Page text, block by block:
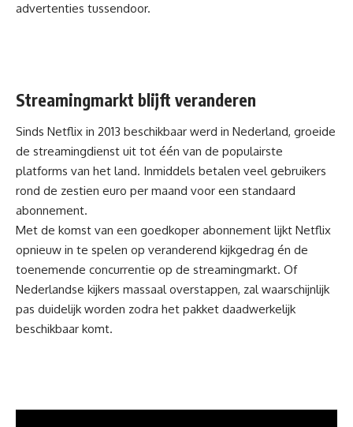
advertenties tussendoor.
Streamingmarkt blijft veranderen
Sinds Netflix in 2013 beschikbaar werd in Nederland, groeide
de streamingdienst uit tot één van de populairste
platforms van het land. Inmiddels betalen veel gebruikers
rond de zestien euro per maand voor een standaard
abonnement.
Met de komst van een goedkoper abonnement lijkt Netflix
opnieuw in te spelen op veranderend kijkgedrag én de
toenemende concurrentie op de streamingmarkt. Of
Nederlandse kijkers massaal overstappen, zal waarschijnlijk
pas duidelijk worden zodra het pakket daadwerkelijk
beschikbaar komt.